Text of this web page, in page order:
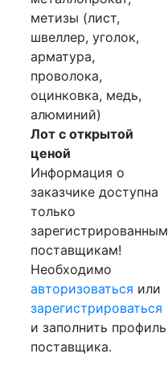
метизы (лист,
швеллер, уголок,
арматура,
проволока,
оцинковка, медь,
алюминий)
Лот с открытой
ценой
Информация о
заказчике доступна
только
зарегистрированным
поставщикам!
Необходимо
авторизоваться или
зарегистрироваться
и заполнить профиль
поставщика.